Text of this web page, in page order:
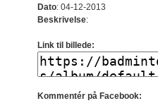
Dato: 04-12-2013
Beskrivelse:
Link til billede:
Kommentér på Facebook: